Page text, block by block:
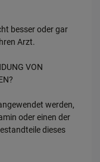
besser oder gar
Arzt.
VON
werden,
oder einen der
dieses